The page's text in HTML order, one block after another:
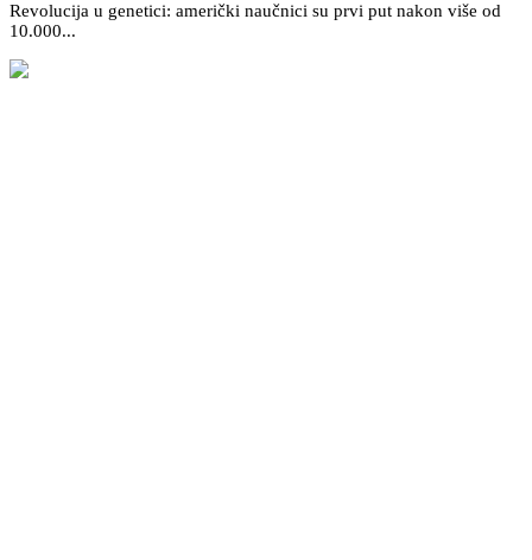
Revolucija u genetici: američki naučnici su prvi put nakon više od
10.000...